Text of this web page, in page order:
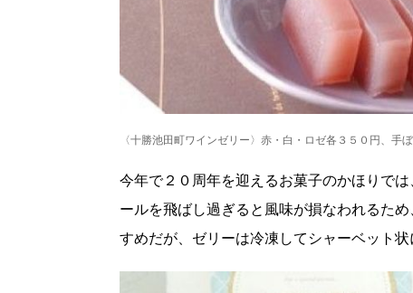
北海道で暮らす、あなたとつくる、
〈十勝池田町ワインゼリー〉赤・白・ロゼ各３５０円、
今年で２０周年を迎えるお菓子のかほりで
ールを飛ばし過ぎると風味が損なわれるた
すめだが、ゼリーは冷凍してシャーベット状